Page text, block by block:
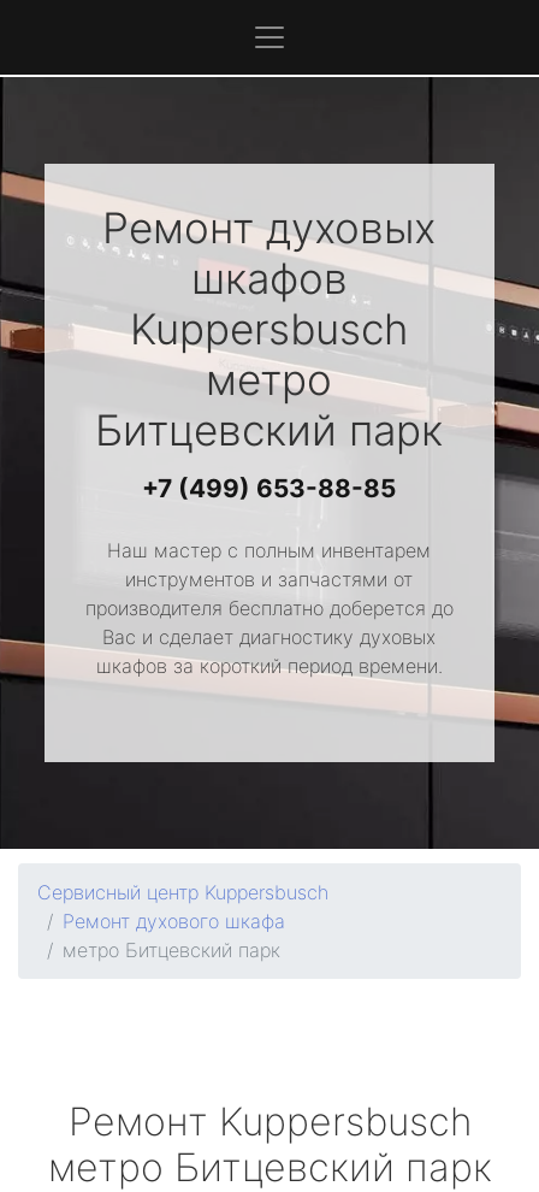
Ремонт духовых
шкафов
Kuppersbusch
метро
Битцевский парк
+7 (499) 653-88-85
Наш мастер с полным инвентарем
инструментов и запчастями от
производителя бесплатно доберется до
Вас и сделает диагностику духовых
шкафов за короткий период времени.
Сервисный центр Kuppersbusch
Ремонт духового шкафа
метро Битцевский парк
Ремонт Kuppersbusch
метро Битцевский парк